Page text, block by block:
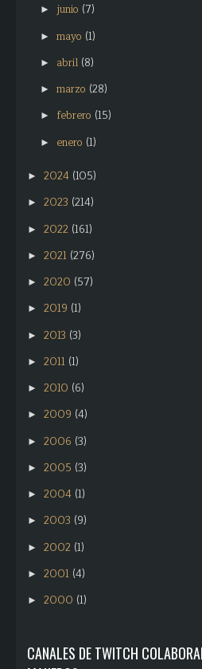
► junio (7)
► mayo (1)
► abril (8)
► marzo (28)
► febrero (15)
► enero (1)
► 2024 (105)
► 2023 (214)
► 2022 (161)
► 2021 (276)
► 2020 (57)
► 2019 (1)
► 2013 (3)
► 2011 (1)
► 2010 (6)
► 2009 (4)
► 2006 (3)
► 2005 (3)
► 2004 (1)
► 2003 (9)
► 2002 (1)
► 2001 (4)
► 2000 (1)
CANALES DE TWITCH